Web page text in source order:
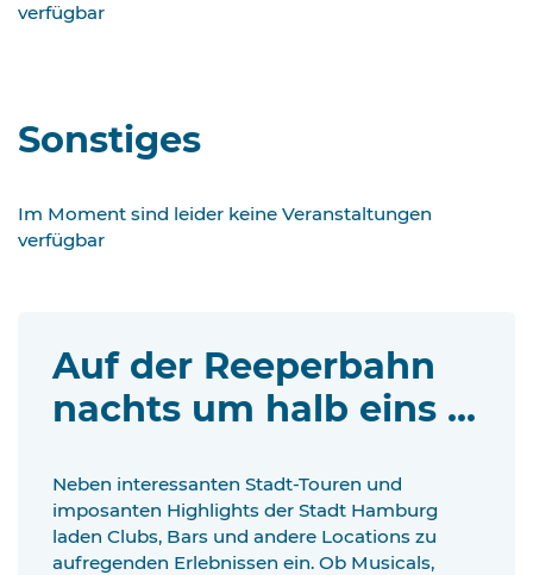
verfügbar
Sonstiges
Im Moment sind leider keine Veranstaltungen
verfügbar
Auf der Reeperbahn
nachts um halb eins ...
Neben interessanten Stadt-Touren und
imposanten Highlights der Stadt Hamburg
laden Clubs, Bars und andere Locations zu
aufregenden Erlebnissen ein. Ob Musicals,